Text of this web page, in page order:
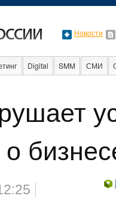
Новости
Digital SMM СМИ